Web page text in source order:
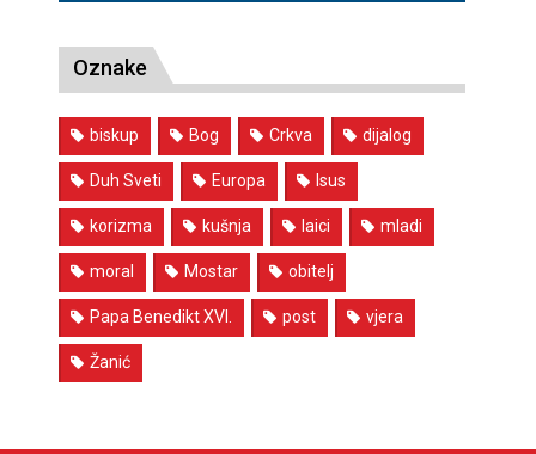
Oznake
biskup Bog Crkva dijalog
Duh Sveti Europa Isus
korizma kušnja laici mladi
moral Mostar obitelj
Papa Benedikt XVI. post vjera
Žanić